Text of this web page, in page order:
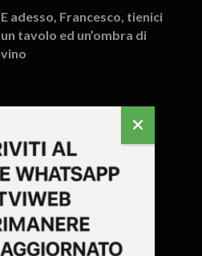
E adesso, Francesco, tienici
un tavolo ed un’ombra di
vino
Vicenza, troppe erbacce:
così non va secondo FdI